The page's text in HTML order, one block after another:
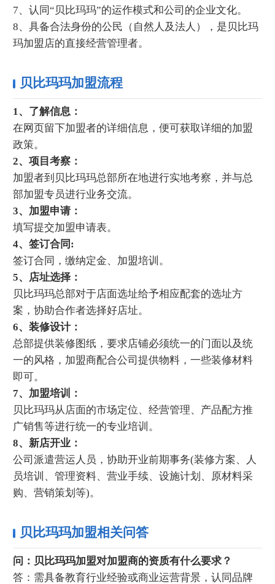
7、认同“贝比玛玛”的运作模式和公司的企业文化。
8、具备合法身份的公民（自然人及法人），是贝比玛
玛加盟店的直接经营管理者。
贝比玛玛加盟流程
1、了解信息：
在网页留下加盟者的详细信息，便可获取详细的加盟
政策。
2、项目考察：
加盟者到贝比玛玛总部所在地进行实地考察，并与总
部加盟专员进行业务交流。
3、加盟申请：
填写提交加盟申请表。
4、签订合同:
签订合同，缴纳定金、加盟培训。
5、店址选择：
贝比玛玛总部对于店面选址给予相应配套的选址方
案，协助合作者选择好店址。
6、装修设计：
总部提供装修图纸，要求店铺必须统一的门面以及统
一的风格，加盟商配合公司提供物料，一些装修材料
即可。
7、加盟培训：
贝比玛玛从店面的市场定位、经营管理、产品配方推
广销售等进行统一的专业培训。
8、新店开业：
公司派遣营运人员，协助开业前期事务(装修方案、人
员培训、管理资料、营业手续、设施计划、原材料采
购、营销策划等)。
贝比玛玛加盟相关问答
问：贝比玛玛加盟对加盟商的资质有什么要求？
答：需具备教育行业经验或商业运营背景，认同品牌